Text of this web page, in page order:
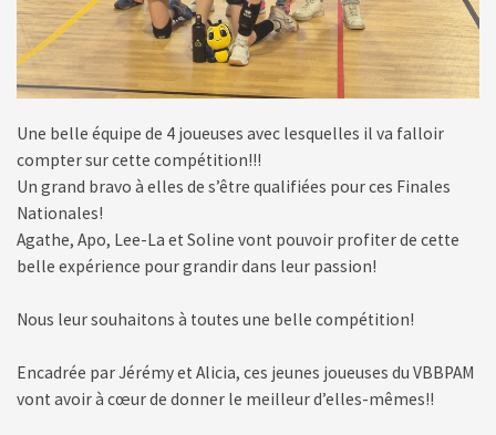
Une belle équipe de 4 joueuses avec lesquelles il va falloir
compter sur cette compétition!!!
Un grand bravo à elles de s’être qualifiées pour ces Finales
Nationales!
Agathe, Apo, Lee-La et Soline vont pouvoir profiter de cette
belle expérience pour grandir dans leur passion!
Nous leur souhaitons à toutes une belle compétition!
Encadrée par Jérémy et Alicia, ces jeunes joueuses du VBBPAM
vont avoir à cœur de donner le meilleur d’elles-mêmes!!